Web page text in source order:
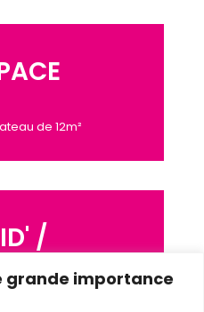
grande importance
de 12m²
/
CARMEL
3 espaces de jeu